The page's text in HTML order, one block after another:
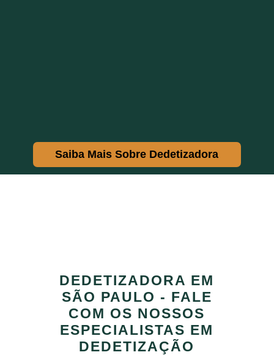
Saiba Mais Sobre Dedetizadora
DEDETIZADORA EM
SÃO PAULO - FALE
COM OS NOSSOS
ESPECIALISTAS EM
DEDETIZAÇÃO